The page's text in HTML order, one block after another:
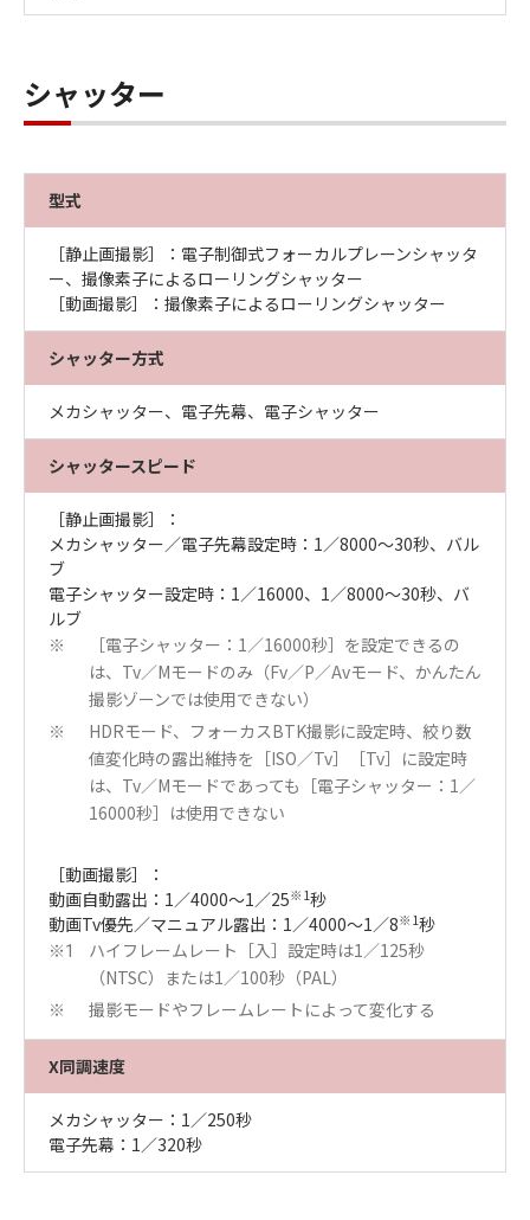
シャッター
型式
［静止画撮影］：電子制御式フォーカルプレーンシャッタ
ー、撮像素子によるローリングシャッター
［動画撮影］：撮像素子によるローリングシャッター
シャッター方式
メカシャッター、電子先幕、電子シャッター
シャッタースピード
［静止画撮影］：
メカシャッター／電子先幕設定時：1／8000～30秒、バル
ブ
電子シャッター設定時：1／16000、1／8000～30秒、バ
ルブ
※
［電子シャッター：1／16000秒］を設定できるの
は、Tv／Mモードのみ（Fv／P／Avモード、かんたん
撮影ゾーンでは使用できない）
※
HDRモード、フォーカスBTK撮影に設定時、絞り数
値変化時の露出維持を［ISO／Tv］［Tv］に設定時
は、Tv／Mモードであっても［電子シャッター：1／
16000秒］は使用できない
［動画撮影］：
動画自動露出：1／4000～1／25※1秒
動画Tv優先／マニュアル露出：1／4000～1／8※1秒
※1
ハイフレームレート［入］設定時は1／125秒
（NTSC）または1／100秒（PAL）
※ 撮影モードやフレームレートによって変化する
X同調速度
メカシャッター：1／250秒
電子先幕：1／320秒